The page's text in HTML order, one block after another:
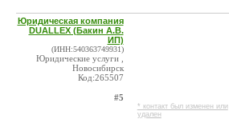
Юридическая компания
DUALLEX (Бакин А.В.
ИП)
(ИНН:540363749931)
Юридические услуги ,
Новосибирск
Код:265507
#5
* контакт был изменен или
удален